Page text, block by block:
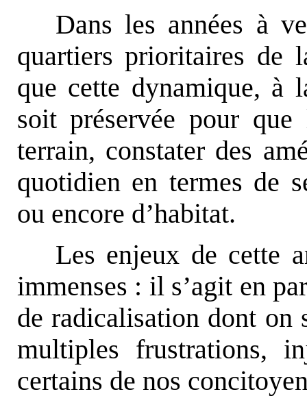
Dans les années à
quartiers prioritaires
que cette dynamique, à
soit préservée pour
terrain, constater des
quotidien en termes de
ou encore d’habitat.
Les enjeux de cette
immenses : il s’agit en
de radicalisation dont on
multiples frustrations,
certains de nos